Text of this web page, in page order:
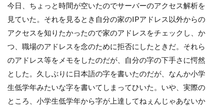
今日、ちょっと時間が空いたのでサーバーのアクセス解析を
見ていた。それを見るとき自分の家のIPアドレス以外からの
アクセスを知りたかったので家のアドレスをチェックし、か
つ、職場のアドレスを念のために拒否にしたときだ。それら
のアドレス等をメモをしたのだが、自分の字の下手さに愕然
とした。久しぶりに日本語の字を書いたのだが、なんか小学
生低学年みたいな字を書いてしまってひいた。いや、実際の
ところ、小学生低学年から字が上達してねぇんじゃあないか